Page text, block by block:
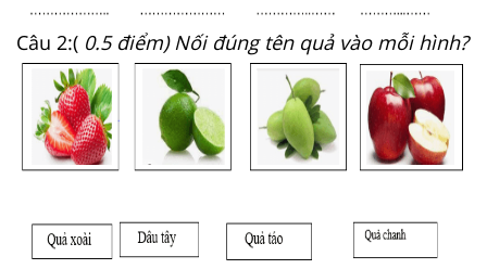
Câu 2:( 0.5 điểm) Nối đúng tên quả vào mỗi hình?